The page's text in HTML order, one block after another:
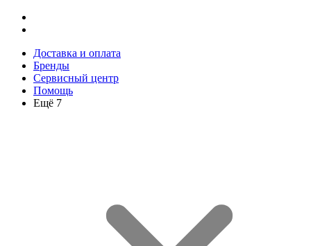
Доставка и оплата
Бренды
Сервисный центр
Помощь
Ещё 7